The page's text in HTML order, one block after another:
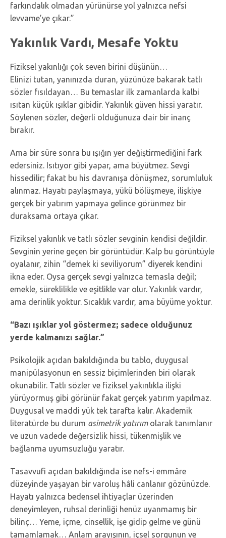
farkındalık olmadan yürünürse yol yalnızca nefsi
levvame’ye çıkar.”
Yakınlık Vardı, Mesafe Yoktu
Fiziksel yakınlığı çok seven birini düşünün…
Elinizi tutan, yanınızda duran, yüzünüze bakarak tatlı
sözler fısıldayan… Bu temaslar ilk zamanlarda kalbi
ısıtan küçük ışıklar gibidir. Yakınlık güven hissi yaratır.
Söylenen sözler, değerli olduğunuza dair bir inanç
bırakır.
Ama bir süre sonra bu ışığın yer değiştirmediğini fark
edersiniz. Isıtıyor gibi yapar, ama büyütmez. Sevgi
hissedilir; fakat bu his davranışa dönüşmez, sorumluluk
alınmaz. Hayatı paylaşmaya, yükü bölüşmeye, ilişkiye
gerçek bir yatırım yapmaya gelince görünmez bir
duraksama ortaya çıkar.
Fiziksel yakınlık ve tatlı sözler sevginin kendisi değildir.
Sevginin yerine geçen bir görüntüdür. Kalp bu görüntüyle
oyalanır, zihin “demek ki seviliyorum” diyerek kendini
ikna eder. Oysa gerçek sevgi yalnızca temasla değil;
emekle, süreklilikle ve eşitlikle var olur. Yakınlık vardır,
ama derinlik yoktur. Sıcaklık vardır, ama büyüme yoktur.
“Bazı ışıklar yol göstermez; sadece olduğunuz
yerde kalmanızı sağlar.”
Psikolojik açıdan bakıldığında bu tablo, duygusal
manipülasyonun en sessiz biçimlerinden biri olarak
okunabilir. Tatlı sözler ve fiziksel yakınlıkla ilişki
yürüyormuş gibi görünür fakat gerçek yatırım yapılmaz.
Duygusal ve maddi yük tek tarafta kalır. Akademik
literatürde bu durum asimetrik yatırımolarak tanımlanır
ve uzun vadede değersizlik hissi, tükenmişlik ve
bağlanma uyumsuzluğu yaratır.
Tasavvufi açıdan bakıldığında ise nefs-i emmâre
düzeyinde yaşayan bir varoluş hâli canlanır gözünüzde.
Hayatı yalnızca bedensel ihtiyaçlar üzerinden
deneyimleyen, ruhsal derinliği henüz uyanmamış bir
bilinç… Yeme, içme, cinsellik, işe gidip gelme ve günü
tamamlamak… Anlam arayışının, içsel sorgunun ve